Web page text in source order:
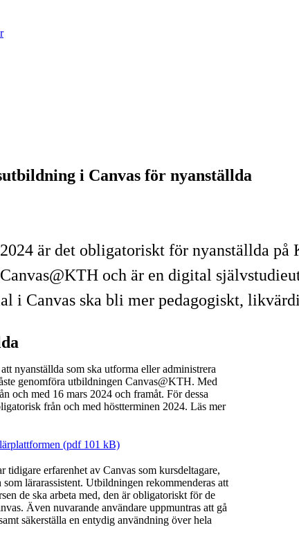
i Canvas för nyanställda
är det obligatoriskt för nyanställda
och är en digital
i Canvas ska bli mer pedagogiskt,
nyanställda som ska utforma eller administrera
genomföra utbildningen Canvas@KTH. Med
och med 16 mars 2024 och framåt. För dessa
från och med höstterminen 2024. Läs mer
(pdf 101 kB)
tidigare erfarenhet av Canvas som kursdeltagare,
lärarassistent. Utbildningen rekommenderas att
de ska arbeta med, den är obligatoriskt för de
Även nuvarande användare uppmuntras att gå
säkerställa en entydig användning över hela